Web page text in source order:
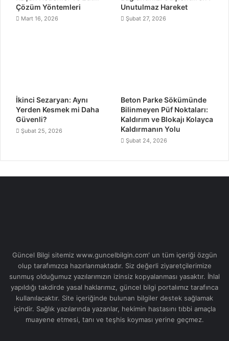
Çözüm Yöntemleri
Mart 16, 2026
Unutulmaz Hareket
Şubat 27, 2026
İkinci Sezaryan: Aynı
Yerden Kesmek mi Daha
Güvenli?
Şubat 25, 2026
Beton Parke Sökümünde
Bilinmeyen Püf Noktaları:
Kaldırım ve Blokajı Kolayca
Kaldırmanın Yolu
Şubat 24, 2026
Güncel Bilgi sitemiz www.guncelbilgin.com' un tüm içeriği özgün
olup tarafımızca hazırlanmaktadır. Siz değerli ziyaretçilerimize
sunmuş olduğumuz yazılarımızın izinsiz kopyalanması yasaktır. İhlal
yapıldığı takdirde yasal haklarımız, güncel bilgi portalımız tarafınca
kullanılacaktır. Site içeriğinde bulunan bilgiler destek sağlamak
içindir. Sağlık yazılarında yazanlar, hekimin hastasını tıbbi amaçla
muayene etmesi, tanı ve teşhis koyması yerine geçmez.